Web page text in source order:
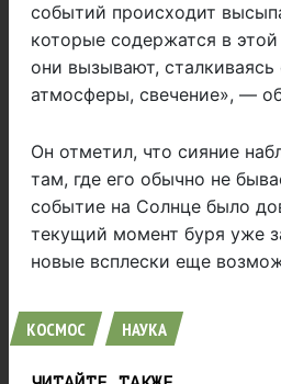
событий происходит
которые содержатся в
они вызывают,
атмосферы, свечение», —
Он отметил, что сияние
там, где его обычно не
событие на Солнце было
текущий момент буря уже
новые всплески еще
КОСМОС НАУКА